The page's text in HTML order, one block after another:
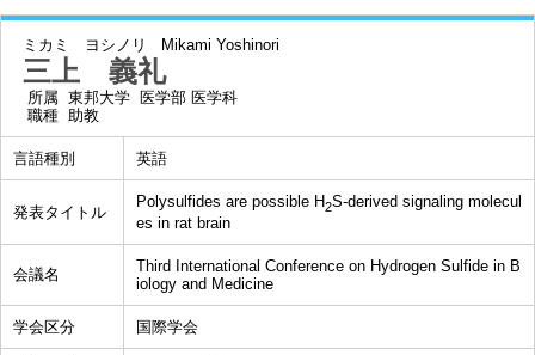
ミカミ ヨシノリ Mikami Yoshinori
三上 義礼
所属 東邦大学 医学部 医学科
職種 助教
言語種別 英語
発表タイトル
Polysulfides are possible H2S-derived signaling molecul
es in rat brain
会議名
Third International Conference on Hydrogen Sulfide in B
iology and Medicine
学会区分 国際学会